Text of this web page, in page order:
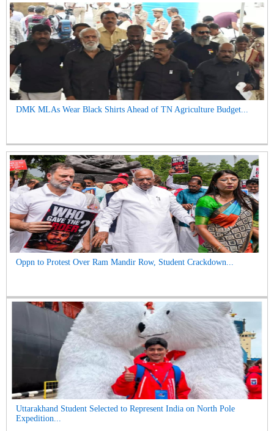
DMK MLAs Wear Black Shirts Ahead of TN Agriculture Budget...
Oppn to Protest Over Ram Mandir Row, Student Crackdown...
Uttarakhand Student Selected to Represent India on North Pole
Expedition...